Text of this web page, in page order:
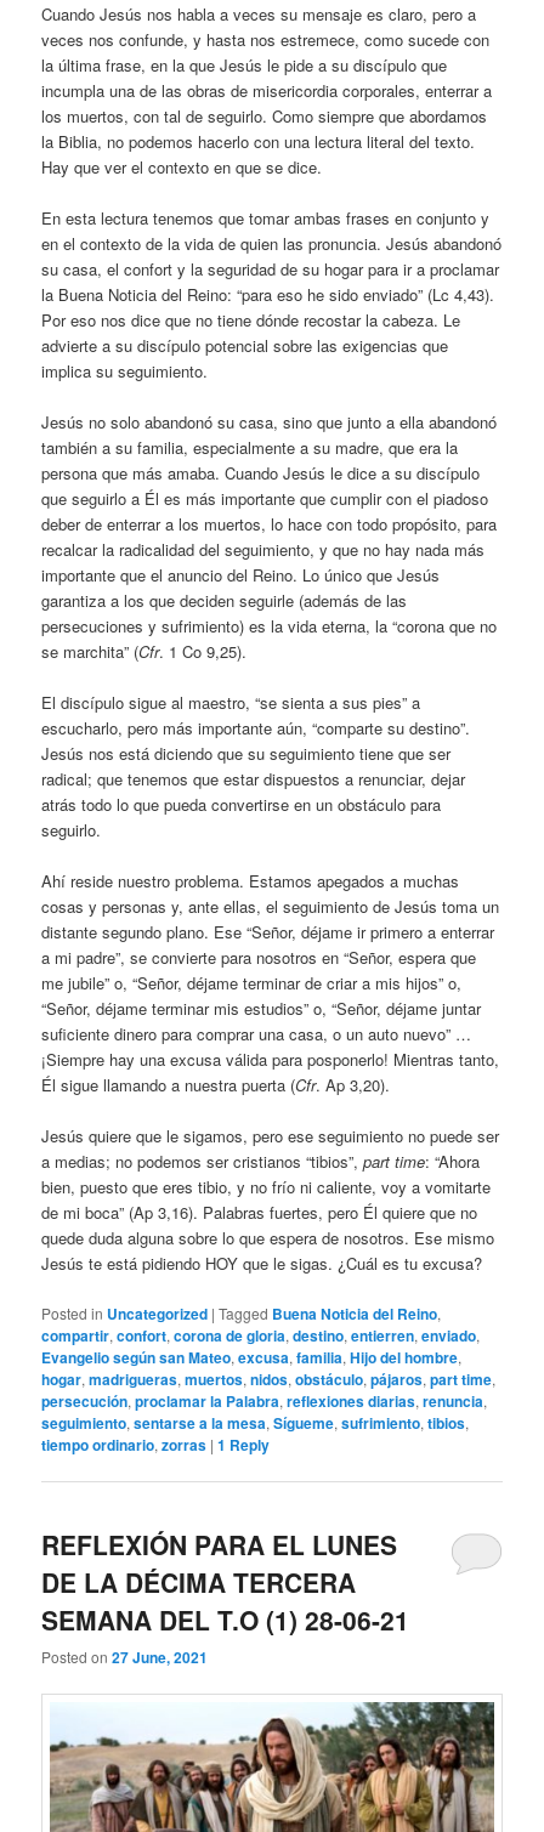
Cuando Jesús nos habla a veces su mensaje es claro, pero a
veces nos confunde, y hasta nos estremece, como sucede con
la última frase, en la que Jesús le pide a su discípulo que
incumpla una de las obras de misericordia corporales, enterrar a
los muertos, con tal de seguirlo. Como siempre que abordamos
la Biblia, no podemos hacerlo con una lectura literal del texto.
Hay que ver el contexto en que se dice.
En esta lectura tenemos que tomar ambas frases en conjunto y
en el contexto de la vida de quien las pronuncia. Jesús abandonó
su casa, el confort y la seguridad de su hogar para ir a proclamar
la Buena Noticia del Reino: “para eso he sido enviado” (Lc 4,43).
Por eso nos dice que no tiene dónde recostar la cabeza. Le
advierte a su discípulo potencial sobre las exigencias que
implica su seguimiento.
Jesús no solo abandonó su casa, sino que junto a ella abandonó
también a su familia, especialmente a su madre, que era la
persona que más amaba. Cuando Jesús le dice a su discípulo
que seguirlo a Él es más importante que cumplir con el piadoso
deber de enterrar a los muertos, lo hace con todo propósito, para
recalcar la radicalidad del seguimiento, y que no hay nada más
importante que el anuncio del Reino. Lo único que Jesús
garantiza a los que deciden seguirle (además de las
persecuciones y sufrimiento) es la vida eterna, la “corona que no
se marchita” (Cfr. 1 Co 9,25).
El discípulo sigue al maestro, “se sienta a sus pies” a
escucharlo, pero más importante aún, “comparte su destino”.
Jesús nos está diciendo que su seguimiento tiene que ser
radical; que tenemos que estar dispuestos a renunciar, dejar
atrás todo lo que pueda convertirse en un obstáculo para
seguirlo.
Ahí reside nuestro problema. Estamos apegados a muchas
cosas y personas y, ante ellas, el seguimiento de Jesús toma un
distante segundo plano. Ese “Señor, déjame ir primero a enterrar
a mi padre”, se convierte para nosotros en “Señor, espera que
me jubile” o, “Señor, déjame terminar de criar a mis hijos” o,
“Señor, déjame terminar mis estudios” o, “Señor, déjame juntar
suficiente dinero para comprar una casa, o un auto nuevo” …
¡Siempre hay una excusa válida para posponerlo! Mientras tanto,
Él sigue llamando a nuestra puerta (Cfr. Ap 3,20).
Jesús quiere que le sigamos, pero ese seguimiento no puede ser
a medias; no podemos ser cristianos “tibios”,part time: “Ahora
bien, puesto que eres tibio, y no frío ni caliente, voy a vomitarte
de mi boca” (Ap 3,16). Palabras fuertes, pero Él quiere que no
quede duda alguna sobre lo que espera de nosotros. Ese mismo
Jesús te está pidiendo HOY que le sigas. ¿Cuál es tu excusa?
Posted in Uncategorized |Tagged Buena Noticia del Reino,
compartir,confort,corona de gloria,destino,entierren,enviado,
Evangelio según san Mateo,excusa,familia,Hijo del hombre,
hogar,madrigueras,muertos,nidos,obstáculo,pájaros,part time,
persecución,proclamar la Palabra,reflexiones diarias,renuncia,
seguimiento,sentarse a la mesa,Sígueme,sufrimiento,tibios,
tiempo ordinario,zorras |1 Reply
REFLEXIÓN PARA EL LUNES
DE LA DÉCIMA TERCERA
SEMANA DEL T.O (1) 28-06-21
Posted on27 June, 2021